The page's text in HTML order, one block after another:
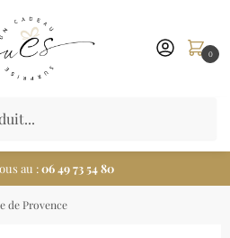
0
au :06 49 73 54 80
de Provence